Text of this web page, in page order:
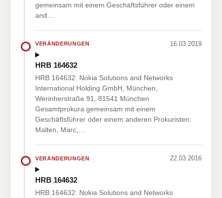
gemeinsam mit einem Geschäftsführer oder einem
and…
VERÄNDERUNGEN 16.03.2019
HRB 164632
HRB 164632: Nokia Solutions and Networks
International Holding GmbH, München,
Werinherstraße 91, 81541 München.
Gesamtprokura gemeinsam mit einem
Geschäftsführer oder einem anderen Prokuristen:
Malten, Marc,…
VERÄNDERUNGEN 22.03.2016
HRB 164632
HRB 164632: Nokia Solutions and Networks